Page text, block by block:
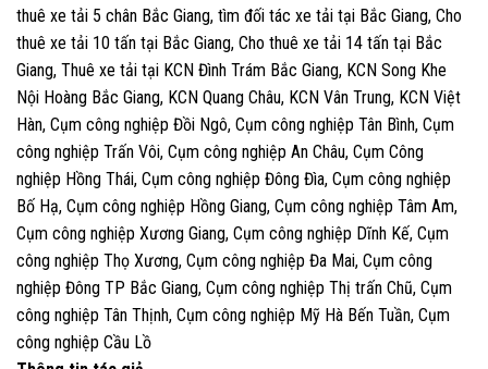
thuê xe tải 5 chân Bắc Giang, tìm đối tác xe tải tại Bắc Giang, Cho
thuê xe tải 10 tấn tại Bắc Giang, Cho thuê xe tải 14 tấn tại Bắc
Giang, Thuê xe tải tại KCN Đình Trám Bắc Giang, KCN Song Khe
Nội Hoàng Bắc Giang, KCN Quang Châu, KCN Vân Trung, KCN Việt
Hàn, Cụm công nghiệp Đồi Ngô, Cụm công nghiệp Tân Bình, Cụm
công nghiệp Trấn Vôi, Cụm công nghiệp An Châu, Cụm Công
nghiệp Hồng Thái, Cụm công nghiệp Đông Đìa, Cụm công nghiệp
Bố Hạ, Cụm công nghiệp Hồng Giang, Cụm công nghiệp Tâm Am,
Cụm công nghiệp Xương Giang, Cụm công nghiệp Dĩnh Kế, Cụm
công nghiệp Thọ Xương, Cụm công nghiệp Đa Mai, Cụm công
nghiệp Đông TP Bắc Giang, Cụm công nghiệp Thị trấn Chũ, Cụm
công nghiệp Tân Thịnh, Cụm công nghiệp Mỹ Hà Bến Tuần, Cụm
công nghiệp Cầu Lồ